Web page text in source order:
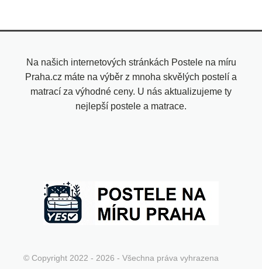
Na našich internetových stránkách Postele na míru
Praha.cz máte na výběr z mnoha skvělých postelí a
matrací za výhodné ceny. U nás aktualizujeme ty
nejlepší postele a matrace.
© Copyright 2022 - 2026 - Všechna práva vyhrazena